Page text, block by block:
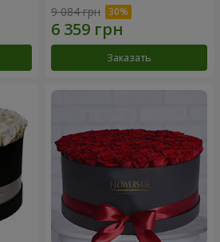
9 084 грн
Заказать